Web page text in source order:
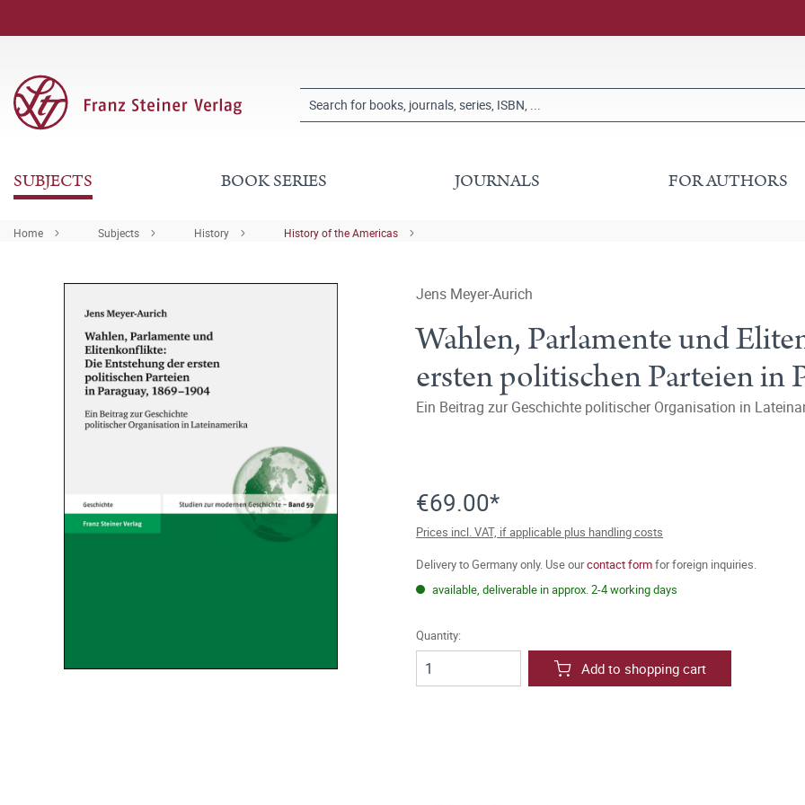
SUBJECTS BOOK SERIES JOURNALS FOR AUTHORS
Home Subjects History History of the Americas
Jens Meyer-Aurich
Wahlen, Parlamente und
ersten politischen Parteien in
Ein Beitrag zur Geschichte politischer Organisation in
€69.00*
Prices incl. VAT, if applicable plus handling costs
Delivery to Germany only. Use ourcontact formfor foreign inquiries.
available, deliverable in approx. 2-4 working days
Quantity:
Add to shopping cart